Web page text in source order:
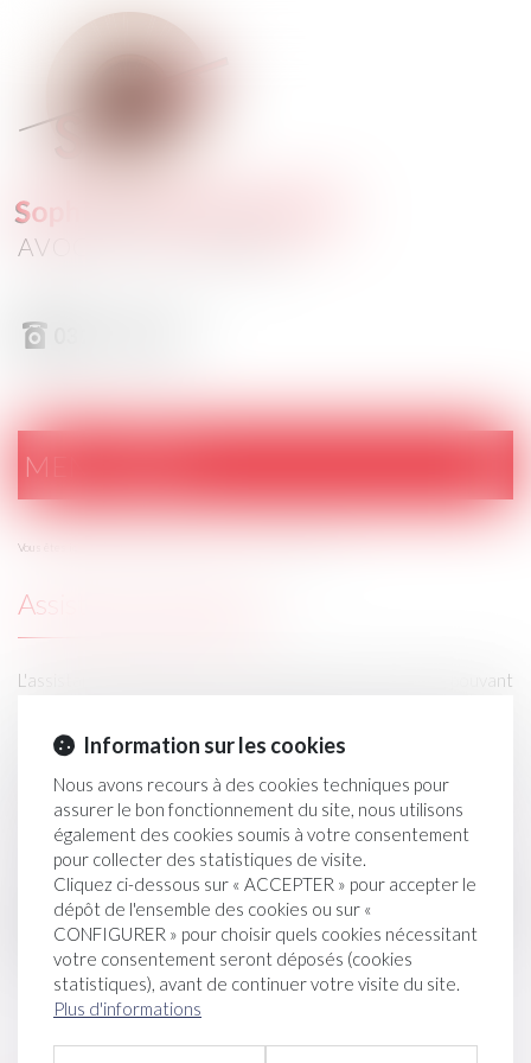
AVOCATS - SOLESMES
le
menu
MENU
Vous êtes ici :
Assistance éducative
L'assistance éducative est un ensemble de mesures pouvant
danger. Ces mesures d'assistance préservent l'autorité
parentale tout en assurant la protection de l'enfant. Les
parents ou le tuteur, d'autres autorités (service à qui l'enfant a
été confié....) mais aussi l'enfant peuvent saisir le juge et être
parties durant la procédure.
Il s’agit ici d’assister le ou les parents, voire l’(es) enfant(s) dans
le cadre de difficultés qui ont entraînées la saisine du Juge des
Enfants soit pour la mise en place d’une assistance éducative en
milieu ouvert (AEMO) avec ou sans placement d’enfant(s)
Je prends RDV
Information sur les cookies
Nous avons recours à des cookies techniques pour
assurer le bon fonctionnement du site, nous utilisons
également des cookies soumis à votre consentement
pour collecter des statistiques de visite.
Cliquez ci-dessous sur « ACCEPTER » pour accepter le
dépôt de l'ensemble des cookies ou sur «
CONFIGURER » pour choisir quels cookies nécessitant
votre consentement seront déposés (cookies
statistiques), avant de continuer votre visite du site.
Plus d'informations